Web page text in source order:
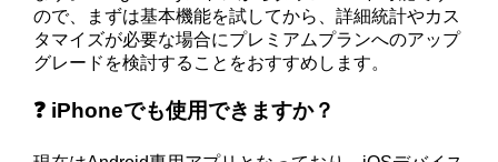
ので、まずは基本機能を試してから、詳細統計やカス
タマイズが必要な場合にプレミアムプランへのアップ
グレードを検討することをおすすめします。
❓ iPhoneでも使用できますか？